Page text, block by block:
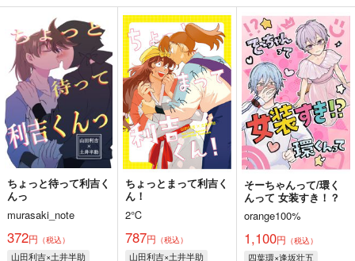
ちょっと待って利吉く
んっ
murasaki_note
372円 （税込）
山田利吉×土井半助
ちょっとまって利吉く
ん！
2℃
787円 （税込）
山田利吉×土井半助
そーちゃんって/環く
んって 女装すき！？
orange100%
1,100円 （税込）
四葉環×逢坂壮五